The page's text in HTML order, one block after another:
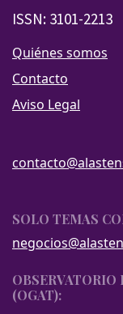
ISSN: 3101-2213
Quiénes somos
Contacto
Aviso Legal
SOLO TEMAS
OBSERVATORIO
(OGAT):